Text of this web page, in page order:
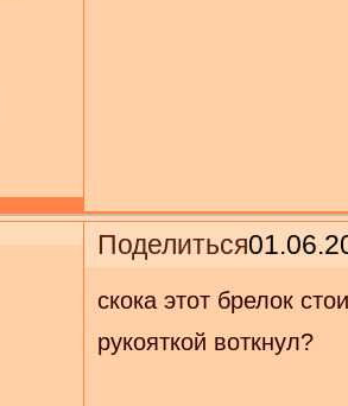
Поделиться
скока этот брелок
рукояткой воткнул?